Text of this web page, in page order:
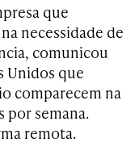
que
necessidade de
comunicou
Unidos que
comparecem na
por semana.
remota.